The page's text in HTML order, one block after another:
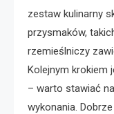
zestaw kulinarny
przysmaków,
rzemieślniczy
Kolejnym krokiem
– warto stawiać
wykonania.